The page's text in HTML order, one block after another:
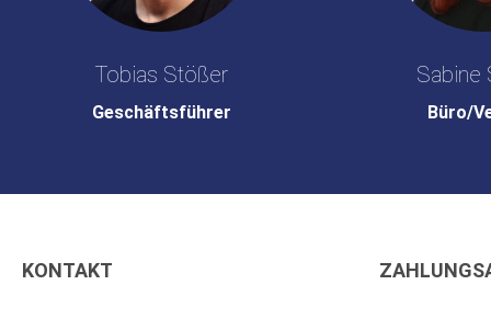
Tobias Stößer
Geschäftsführer
Sabine
Büro/
KONTAKT